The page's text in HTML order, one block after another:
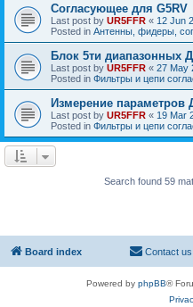
Согласующее для G5RV
Last post by UR5FFR « 12 Jun
Posted in Антенны, фидеры,
Блок 5ти диапазонных
Last post by UR5FFR « 27 May
Posted in Фильтры и цепи
Измерение параметров
Last post by UR5FFR « 19 Mar
Posted in Фильтры и цепи
Search found 59
Board index Contact us
Powered by phpBB®